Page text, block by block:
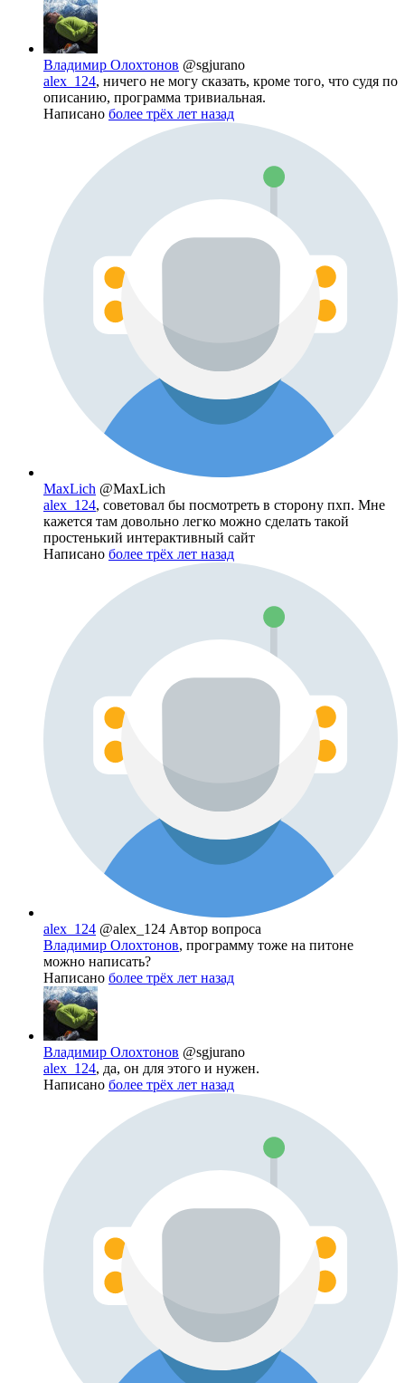
Владимир Олохтонов @sgjurano
alex_124, ничего не могу сказать, кроме того, что судя по
описанию, программа тривиальная.
Написано более трёх лет назад
MaxLich @MaxLich
alex_124, советовал бы посмотреть в сторону пхп. Мне
кажется там довольно легко можно сделать такой
простенький интерактивный сайт
Написано более трёх лет назад
alex_124 @alex_124 Автор вопроса
Владимир Олохтонов, программу тоже на питоне
можно написать?
Написано более трёх лет назад
Владимир Олохтонов @sgjurano
alex_124, да, он для этого и нужен.
Написано более трёх лет назад